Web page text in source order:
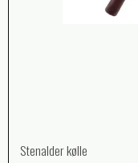
Stenalder kølle